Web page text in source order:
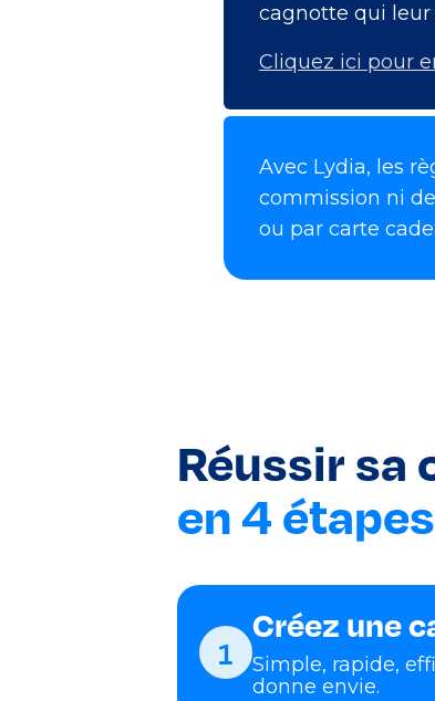
cagnotte qui leur
Cliquez ici pour
Avec Lydia, les
commission ni
ou par carte
Réussir sa
en 4 étapes
1
Créez une
Simple, rapide,
donne envie.